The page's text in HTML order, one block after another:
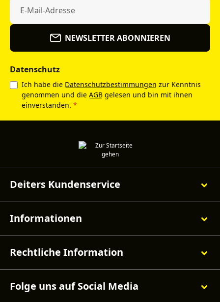
NEWSLETTER ABONNIEREN
Datenschutz
Ich habe die Datenschutzbestimmungen zur Kenntnis
genommen und die AGB gelesen und bin mit ihnen
einverstanden. *
Deiters Kundenservice
Informationen
Rechtliche Information
Folge uns auf Social Media